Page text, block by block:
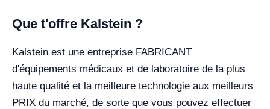
Que t'offre Kalstein ?
Kalstein est une entreprise FABRICANT
d'équipements médicaux et de laboratoire de la plus
haute qualité et la meilleure technologie aux meilleurs
PRIX du marché, de sorte que vous pouvez effectuer